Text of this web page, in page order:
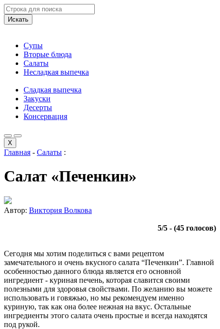
Искать
Супы
Вторые блюда
Салаты
Несладкая выпечка
Сладкая выпечка
Закуски
Десерты
Консервация
X
Главная - Салаты :
Салат «Печенкин»
Автор: Виктория Волкова
5/5 - (45 голосов)
Сегодня мы хотим поделиться с вами рецептом
замечательного и очень вкусного салата “Печенкин”. Главной
особенностью данного блюда является его основной
ингредиент - куриная печень, которая славится своими
полезными для здоровья свойствами. По желанию вы можете
использовать и говяжью, но мы рекомендуем именно
куриную, так как она более нежная на вкус. Остальные
ингредиенты этого салата очень простые и всегда находятся
под рукой.